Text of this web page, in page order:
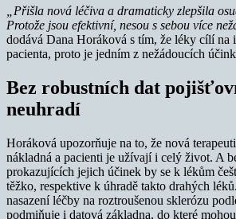
„Přišla nová léčiva a dramaticky zlepšila
Protože jsou efektivní, nesou s sebou více
dodává Dana Horáková s tím, že léky cílí na
pacienta, proto je jedním z nežádoucích
Bez robustních dat
neuhradí
Horáková upozorňuje na to, že nová
nákladná a pacienti je užívají i celý život. A
prokazujících jejich účinek by se k lékům
těžko, respektive k úhradě takto drahých
nasazení léčby na roztroušenou sklerózu
podmiňuje i datová základna, do které